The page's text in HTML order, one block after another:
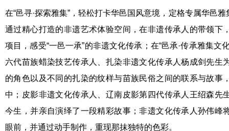
在“邑寻·探索雅集”，轻松打卡华邑国风意境，定格专属华邑雅
通过精心打造的非遗艺术体验空间，在非遗传承人的带领下
项目，感受“一邑一承”的非遗文化传承；在“邑承·传承雅集文
六代苗族蜡染技艺传承人、扎染非遗文化传承人杨成剑先生
的角色以及不同的扎染的纹样与苗族民俗之间的联系与故事
中；皮影非遗文化传承人、辽南皮影第四代传承人王绍森先
今生，并亲自演绎了一段精彩故事；非遗文化传承人孙伟峰
眼前，并通过动手制作，重现那抹独特的色彩。